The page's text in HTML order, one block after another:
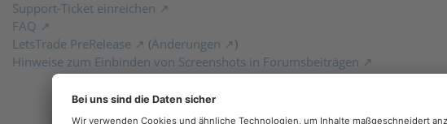
Support-Ticket einreichen
FAQ
LetsTrade PreRelease
(Änderungen
)
Hinweise zum Einbinden von Screenshots in Forumsbeiträgen